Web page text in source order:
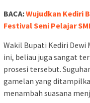
BACA:Wujudkan Kediri
Festival Seni Pelajar
Wakil Bupati Kediri Dewi
ini, beliau juga sangat
prosesi tersebut.
gamelan yang
menambah suasana